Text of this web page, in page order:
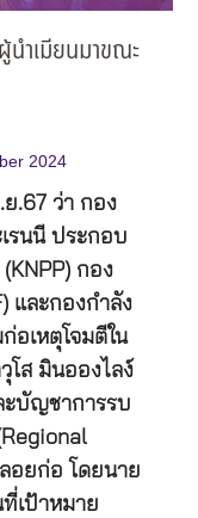
ำเมียนมาขณะ
2024
ย.67 ว่า กอง
รนนี ประกอบ
กอง
และกองกำลัง
อเหตุโจมตีใน
โส มินอองไลง์
ะบัญชาการรบ
อยก่อ โดยนาย
เป้าหมาย